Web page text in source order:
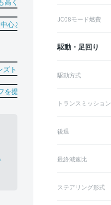
JC08モード燃費
駆動・足回り
駆動方式
トランスミッション
後退
最終減速比
ステアリング形式